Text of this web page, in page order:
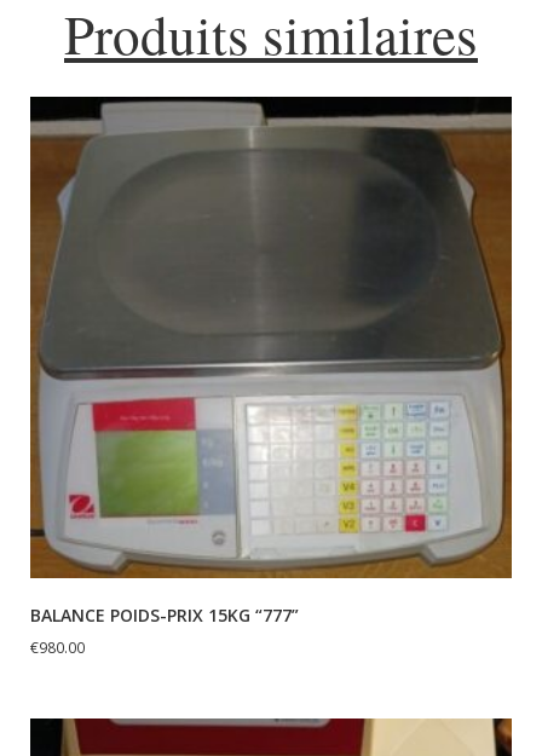
Produits similaires
BALANCE POIDS-PRIX 15KG “777”
€980.00